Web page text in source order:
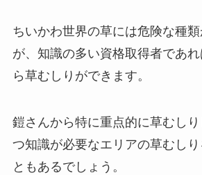
ちいかわ世界の草には危険な種
が、知識の多い資格取得者であ
ら草むしりができます。
鎧さんから特に重点的に草むし
つ知識が必要なエリアの草むし
ともあるでしょう。